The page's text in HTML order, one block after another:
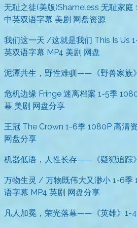
无耻之徒(美版)Shameless 无耻家庭
中英双语字幕 美剧 网盘资源
我们这一天 /这就是我们 This Is Us
英双语字幕 MP4 美剧 网盘
泥潭共生，野性难驯——《野兽家族
危机边缘 Fringe 迷离档案 1-5季
幕 美剧 网盘分享
王冠 The Crown 1-6季 1080P 高清
网盘分享
机器低语，人性长存——《疑犯追踪
万物生灵 / 万物既伟大又渺小 1-6季
语字幕 MP4 英剧 网盘分享
凡人加冕，荣光落幕——《英雄》1-